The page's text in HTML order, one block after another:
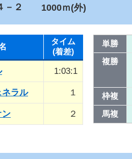
－２ 1000ｍ(外)
タイム
(着差)
1:03:1
ラル １
ン ２
単勝
複勝
枠複
馬複